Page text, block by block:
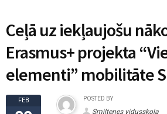
Ceļā uz iekļaujošu
Erasmus+ projekta
elementi” mobilitāte
FEB POSTED BY
Smiltenes vidusskola